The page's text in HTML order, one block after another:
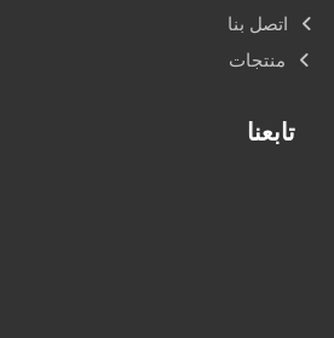
اتصل بنا
منتجات
تابعنا